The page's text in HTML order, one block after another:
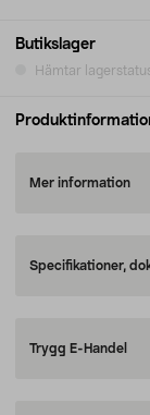
Butikslager
Hämtar
Mer information
Specifikationer,
Trygg E-Handel